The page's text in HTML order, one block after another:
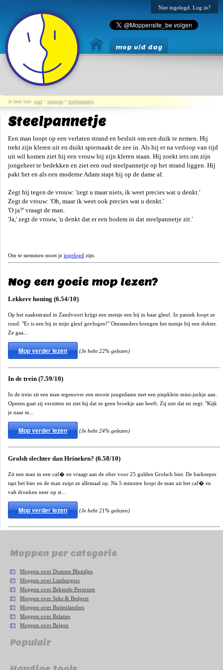
Niet ingelogd. Log in?
mop v/d dag
Je bent hier: start • moppen • steelpannetje
Steelpannetje
Een man loopt op een verlaten strand en besluit om een duik te nemen. Hij
trekt zijn kleren uit en duikt spiernaakt de zee in. Als hij er na verloop van tijd
uit wil komen ziet hij een vrouw bij zijn kleren staan. Hij zoekt iets om zijn
jongeheer te bedekken en ziet een oud steelpannetje op het strand liggen. Hij
pakt het en als een moderne Adam stapt hij op de dame af.
Zegt hij tegen de vrouw: 'zegt u maar niets, ik weet precies wat u denkt.'
Zegt de vrouw: 'Oh, maar ik weet ook precies wat u denkt.'
'O ja?' vraagt de man.
'Ja,' zegt de vrouw, 'u denkt dat er een bodem in dat steelpannetje zit.'
Om te stemmen moet je ingelogd zijn.
Nog een goeie mop lezen?
Lekkere honing (6.54/10)
Op het naaktstrand in Zandvoort krijgt een meisje een bij in haar gleuf. In paniek loopt ze
rond: "Er is een bij in mijn gleuf gevlogen!" Omstanders brengen het meisje bij een dokter.
Ze gaa...
Mop verder lezen (Je hebt 22% gelezen)
In de trein (7.59/10)
In de trein zit een man tegenover een mooie jongedame met een piepklein mini-jurkje aan.
Opeens gaat zij verzitten en ziet hij dat ze geen broekje aan heeft. Zij ziet dat en zegt: "Kijk
je naar m...
Mop verder lezen (Je hebt 24% gelezen)
Grolsh slechter dan Heineken? (6.58/10)
Zit een man in een caf� en vraagt aan de ober voor 25 gulden Grolsch bier. De barkeeper
tapt het bier en de man zuipt ze allemaal op. Na 5 minuten loopt de man uit het caf� en
valt dronken neer op st...
Mop verder lezen (Je hebt 21% gelezen)
Moppen per categorie
Moppen over Domme Blondjes
Moppen over Limburgers
Moppen over Bekende Personen
Moppen over Seks & Bedpret
Moppen over Buitenlanders
Moppen over Relaties
Moppen over Belgen
Populair